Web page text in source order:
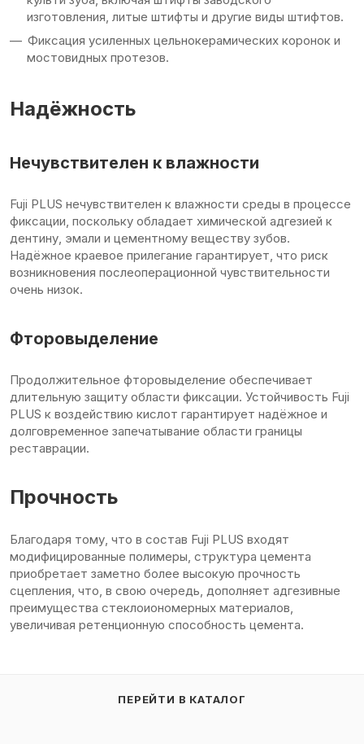
изготовления, литые штифты и другие виды штифтов.
Фиксация усиленных цельнокерамических коронок и
мостовидных протезов.
Надёжность
Нечувствителен к влажности
Fuji PLUS нечувствителен к влажности среды в процессе
фиксации, поскольку обладает химической адгезией к
дентину, эмали и цементному веществу зубов.
Надёжное краевое прилегание гарантирует, что риск
возникновения послеоперационной чувствительности
очень низок.
Фторовыделение
Продолжительное фторовыделение обеспечивает
длительную защиту области фиксации. Устойчивость Fuji
PLUS к воздействию кислот гарантирует надёжное и
долговременное запечатывание области границы
реставрации.
Прочность
Благодаря тому, что в состав Fuji PLUS входят
модифицированные полимеры, структура цемента
приобретает заметно более высокую прочность
сцепления, что, в свою очередь, дополняет адгезивные
преимущества стеклоиономерных материалов,
увеличивая ретенционную способность цемента.
ПЕРЕЙТИ В КАТАЛОГ